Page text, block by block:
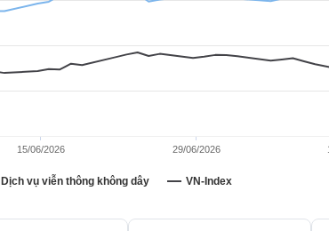
Dịch vụ viễn thông không dây VN-Index
15/06/2026 29/06/2026